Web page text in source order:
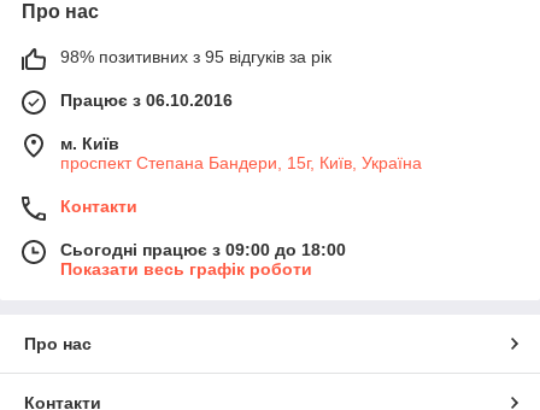
Про нас
98% позитивних з 95 відгуків за рік
Працює з 06.10.2016
м. Київ
проспект Степана Бандери, 15г, Київ, Україна
Контакти
Сьогодні працює з 09:00 до 18:00
Показати весь графік роботи
Про нас
Контакти